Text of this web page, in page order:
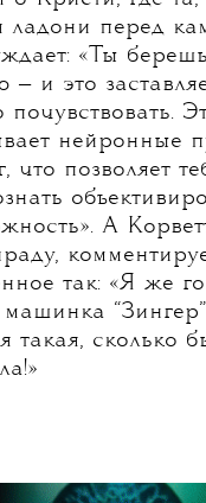
ладони перед
«Ты
— и это
почувствовать.
нейронные
что позволяет
А
так: «Я же
такая, сколько